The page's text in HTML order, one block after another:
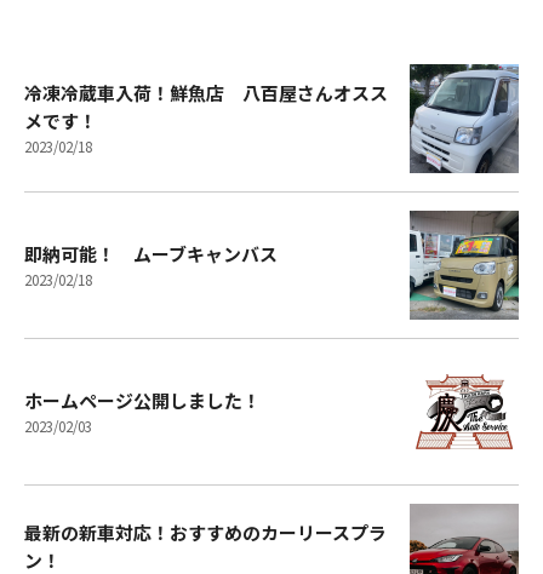
冷凍冷蔵車入荷！鮮魚店 八百屋さんオスス
メです！
2023/02/18
即納可能！ ムーブキャンバス
2023/02/18
ホームページ公開しました！
2023/02/03
最新の新車対応！おすすめのカーリースプラ
ン！